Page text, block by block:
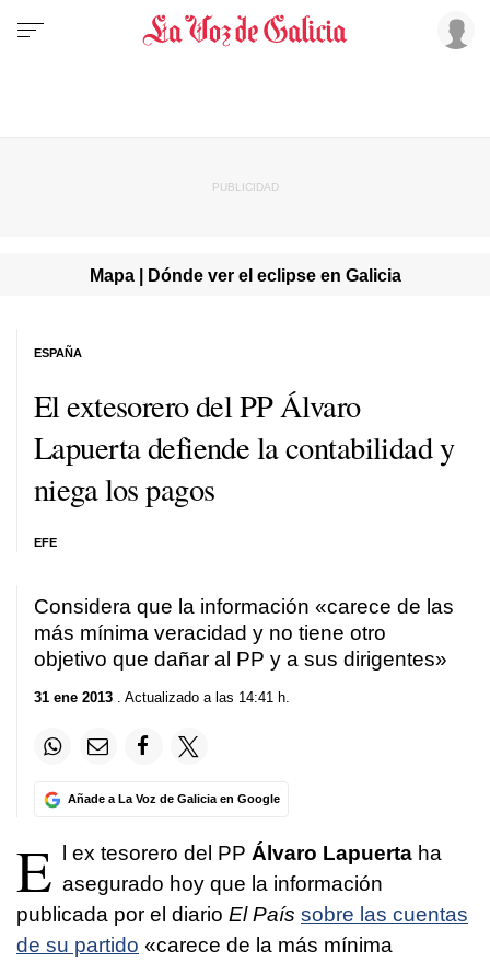
Mapa | Dónde ver el eclipse en Galicia
El extesorero del PP Álvaro
Lapuerta defiende la contabilidad y
niega los pagos
EFE
ESPAÑA
Considera que la información «carece de las
más mínima veracidad y no tiene otro
objetivo que dañar al PP y a sus dirigentes»
31 ene 2013 . Actualizado a las 14:41 h.
Añade a La Voz de Galicia en Google
E l ex tesorero del PP Álvaro Lapuerta ha
asegurado hoy que la información
publicada por el diario El País sobre las cuentas
de su partido «carece de la más mínima